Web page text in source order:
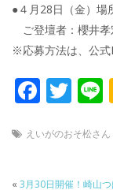
●４月28日（金）場
ご登壇者：櫻井孝
※応募方法は、公式
F
e
T
itte
えいがのおそ松さん
« 3月30日開催！崎山